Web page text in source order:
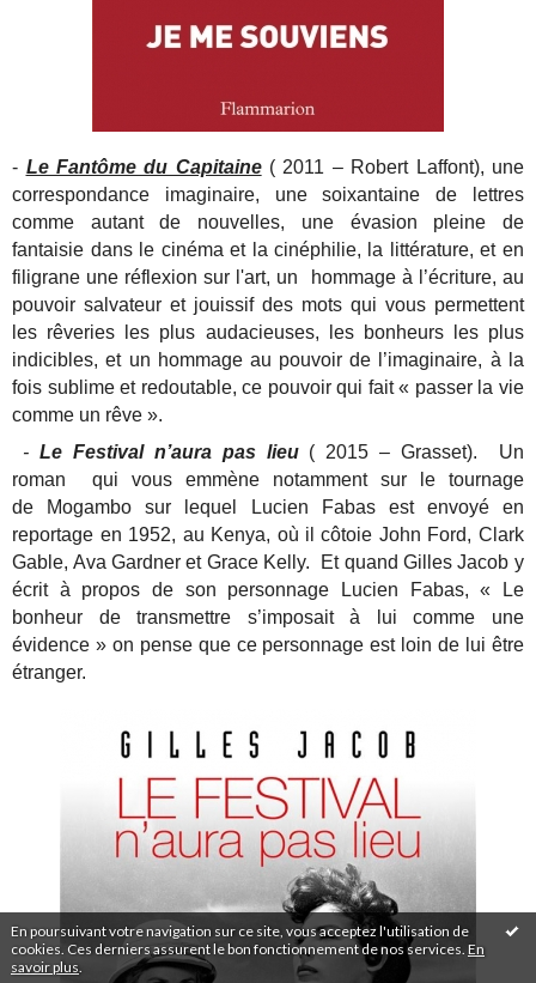
En poursuivant votre navigation sur ce site, vous acceptez l'utilisation de
cookies. Ces derniers assurent le bon fonctionnement de nos services. En
savoir plus
- Le Fantôme du Capitaine ( 2011 – Robert Laffont), une
correspondance imaginaire, une soixantaine de lettres
comme autant de nouvelles, une évasion pleine de
fantaisie dans le cinéma et la cinéphilie, la littérature, et en
filigrane une réflexion sur l'art, un hommage à l’écriture, au
pouvoir salvateur et jouissif des mots qui vous permettent
les rêveries les plus audacieuses, les bonheurs les plus
indicibles, et un hommage au pouvoir de l’imaginaire, à la
fois sublime et redoutable, ce pouvoir qui fait « passer la vie
comme un rêve ».
- Le Festival n’aura pas lieu( 2015 – Grasset). Un
roman qui vous emmène notamment sur le tournage
de Mogambo sur lequel Lucien Fabas est envoyé en
reportage en 1952, au Kenya, où il côtoie John Ford, Clark
Gable, Ava Gardner et Grace Kelly. Et quand Gilles Jacob y
écrit à propos de son personnage Lucien Fabas, « Le
bonheur de transmettre s’imposait à lui comme une
évidence » on pense que ce personnage est loin de lui être
étranger.